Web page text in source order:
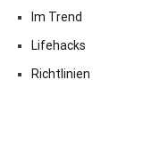
Im Trend
Lifehacks
Richtlinien